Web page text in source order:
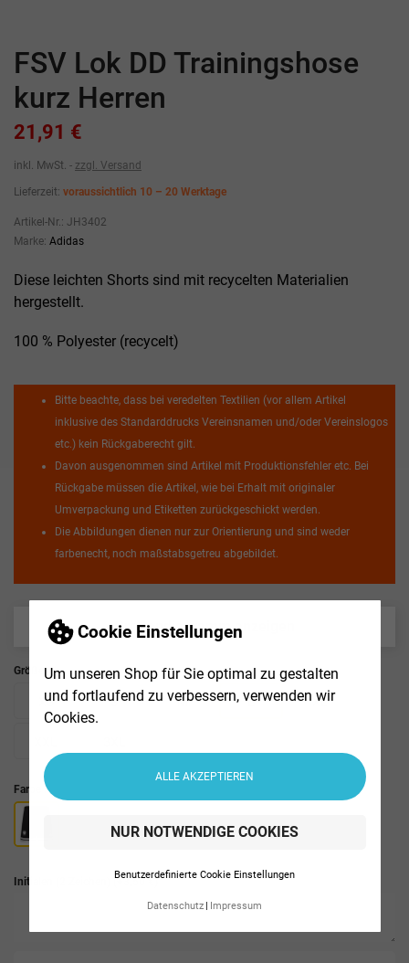
Cookie Einstellungen
Um unseren Shop für Sie optimal zu gestalten
und fortlaufend zu verbessern, verwenden wir
Cookies.
ALLE AKZEPTIEREN
NUR NOTWENDIGE COOKIES
Benutzerdefinierte Cookie Einstellungen
Datenschutz Impressum
FSV Lok DD Trainingshose
kurz Herren
21,91 €
inkl. MwSt. zzgl. Versand
Lieferzeit: voraussichtlich 10 – 20 Werktage
Artikel-Nr.: JH3402
Marke: Adidas
Diese leichten Shorts sind mit recycelten Materialien
hergestellt.
100 % Polyester (recycelt)
Bitte beachte, dass bei veredelten Textilien (vor allem Artikel
inklusive des Standarddrucks Vereinsnamen und/oder Vereinslogos
etc.) kein Rückgaberecht gilt.
Davon ausgenommen sind Artikel mit Produktionsfehler etc. Bei
Rückgabe müssen die Artikel, wie bei Erhalt mit originaler
Umverpackung und Etiketten zurückgeschickt werden.
Die Abbildungen dienen nur zur Orientierung und sind weder
farbenecht, noch maßstabsgetreu abgebildet.
Größendiagramm anzeigen
Größe:
XS S M L XL
Farbe :
Initialen (2 Zeichen) (+3,50 €)